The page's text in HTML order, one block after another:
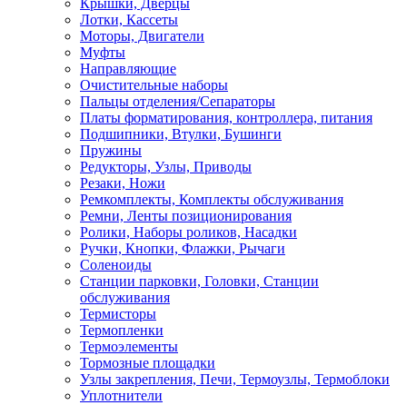
Крышки, Дверцы
Лотки, Кассеты
Моторы, Двигатели
Муфты
Направляющие
Очистительные наборы
Пальцы отделения/Сепараторы
Платы форматирования, контроллера, питания
Подшипники, Втулки, Бушинги
Пружины
Редукторы, Узлы, Приводы
Резаки, Ножи
Ремкомплекты, Комплекты обслуживания
Ремни, Ленты позиционирования
Ролики, Наборы роликов, Насадки
Ручки, Кнопки, Флажки, Рычаги
Соленоиды
Станции парковки, Головки, Станции
обслуживания
Термисторы
Термопленки
Термоэлементы
Тормозные площадки
Узлы закрепления, Печи, Термоузлы, Термоблоки
Уплотнители